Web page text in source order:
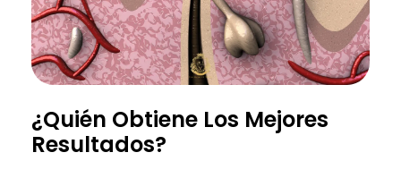
¿Quién Obtiene Los Mejores
Resultados?